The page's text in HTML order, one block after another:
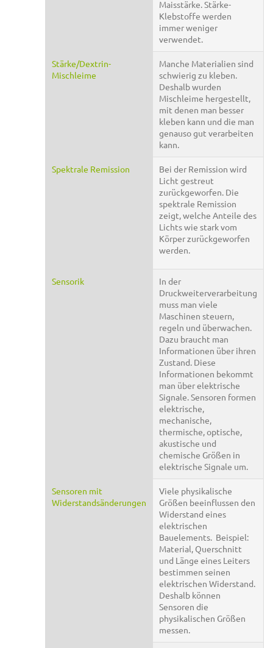
Maisstärke. Stärke-
Klebstoffe werden
immer weniger
verwendet.
Stärke/Dextrin-
Mischleime
Manche Materialien sind
schwierig zu kleben.
Deshalb wurden
Mischleime hergestellt,
mit denen man besser
kleben kann und die man
genauso gut verarbeiten
kann.
Spektrale Remission
Bei der Remission wird
Licht gestreut
zurückgeworfen. Die
spektrale Remission
zeigt, welche Anteile des
Lichts wie stark vom
Körper zurückgeworfen
werden.
Sensorik
In der
Druckweiterverarbeitung
muss man viele
Maschinen steuern,
regeln und überwachen.
Dazu braucht man
Informationen über ihren
Zustand. Diese
Informationen bekommt
man über elektrische
Signale. Sensoren formen
elektrische,
mechanische,
thermische, optische,
akustische und
chemische Größen in
elektrische Signale um.
Sensoren mit
Widerstandsänderungen
Viele physikalische
Größen beeinflussen den
Widerstand eines
elektrischen
Bauelements. Beispiel:
Material, Querschnitt
und Länge eines Leiters
bestimmen seinen
elektrischen Widerstand.
Deshalb können
Sensoren die
physikalischen Größen
messen.